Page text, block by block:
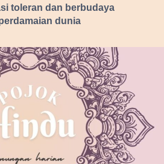
toleran dan berbudaya
dunia